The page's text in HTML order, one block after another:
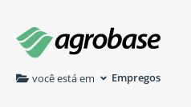
você está em Empregos